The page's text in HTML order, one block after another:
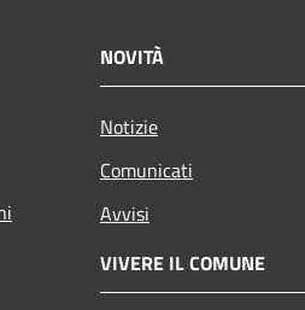
NOVITÀ
Notizie
Comunicati
Avvisi
VIVERE IL COMUNE